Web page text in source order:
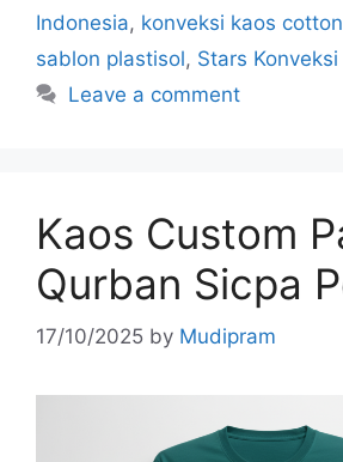
Indonesia, konveksi kaos
sablon plastisol, Stars Konveksi
Leave a comment
Kaos Custom
Qurban Sicpa
17/10/2025 by Mudipram